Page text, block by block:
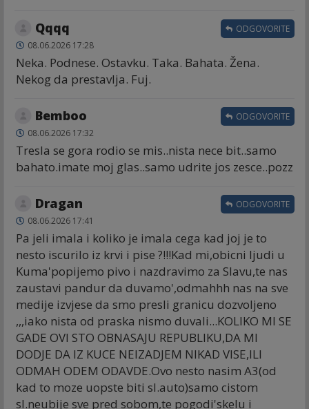
Qqqq
08.06.2026 17:28
Neka. Podnese. Ostavku. Taka. Bahata. Žena.
Nekog da prestavlja. Fuj.
ODGOVORITE
Bemboo
08.06.2026 17:32
Tresla se gora rodio se mis..nista nece bit..samo
bahato.imate moj glas..samo udrite jos zesce..pozz
ODGOVORITE
Dragan
08.06.2026 17:41
Pa jeli imala i koliko je imala cega kad joj je to
nesto iscurilo iz krvi i pise ?!!!Kad mi,obicni ljudi u
Kuma'popijemo pivo i nazdravimo za Slavu,te nas
zaustavi pandur da duvamo',odmahhh nas na sve
medije izvjese da smo presli granicu dozvoljeno
,,,iako nista od praska nismo duvali...KOLIKO MI SE
GADE OVI STO OBNASAJU REPUBLIKU,DA MI
DODJE DA IZ KUCE NEIZADJEM NIKAD VISE,ILI
ODMAH ODEM ODAVDE.Ovo nesto nasim A3(od
kad to moze uopste biti sl.auto)samo cistom
sl.neubije sve pred sobom,te pogodi'skelu i
ODGOVORITE